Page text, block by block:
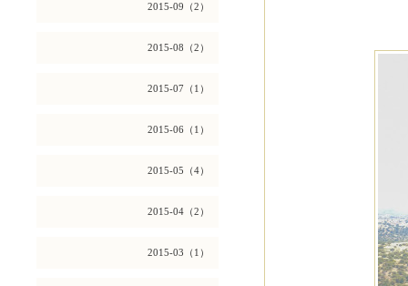
2015-09（2）
2015-08（2）
2015-07（1）
2015-06（1）
2015-05（4）
2015-04（2）
2015-03（1）